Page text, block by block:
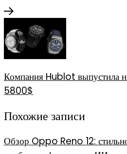
Компания Hublot выпустила
5800$
Похожие записи
Обзор Oppo Reno 12: